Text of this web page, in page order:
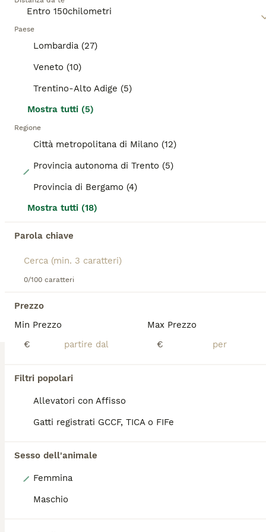
Paese
Lombardia (27)
Veneto (10)
Trentino-Alto Adige (5)
Mostra tutti (5)
Regione
Città metropolitana di Milano (12)
Provincia autonoma di Trento (5)
Provincia di Bergamo (4)
Mostra tutti (18)
Parola chiave
0/100 caratteri
Prezzo
Min Prezzo
€
Max Prezzo
€
Filtri popolari
Allevatori con Affisso
Gatti registrati GCCF, TICA o FIFe
Sesso dell'animale
Femmina
Maschio
informazioni su questa razza di gatto.
BOOST
9 settimane 2
Gussago (0.1km)
BOOST
Main coon crema e red tabby mackerel.